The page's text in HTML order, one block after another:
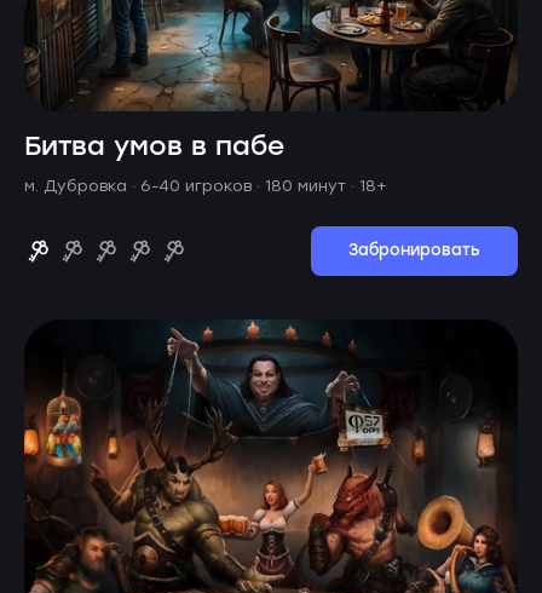
Битва умов в пабе
м. Дубровка · 6-40 игроков · 180 минут · 18+
Забронировать